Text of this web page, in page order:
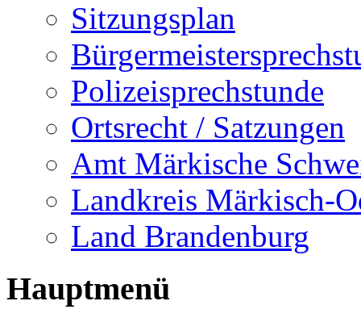
Sitzungsplan
Polizeisprechstunde
Ortsrecht / Satzungen
Amt Märkische
Landkreis Märkisch-
Land Brandenburg
Hauptmenü